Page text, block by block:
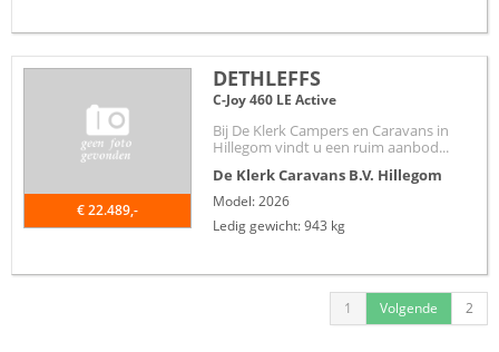
€ 22.489,-
DETHLEFFS
C-Joy 460 LE Active
Bij De Klerk Campers en Caravans in
Hillegom vindt u een ruim aanbod...
De Klerk Caravans B.V. Hillegom
Model: 2026
Ledig gewicht: 943 kg
1 Volgende 2